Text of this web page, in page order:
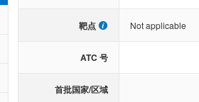
靶点 Not applicable
ATC 号
首批国家/区域